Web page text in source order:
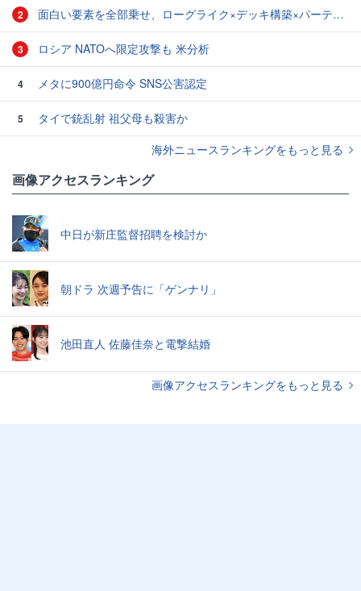
2 面白い要素を全部乗せ、ローグライク×デッキ構築×パーティ制RPGの「Chrono Ark」を遊んでみた
3 ロシア NATOへ限定攻撃も 米分析
4 メタに900億円命令 SNS公害認定
5
タイで銃乱射 祖父母も殺害か
海外ニュースランキングをもっと見る
画像アクセスランキング
中日が新庄監督招聘を検討か
朝ドラ 次週予告に「ゲンナリ」
池田直人 佐藤佳奈と電撃結婚
画像アクセスランキングをもっと見る